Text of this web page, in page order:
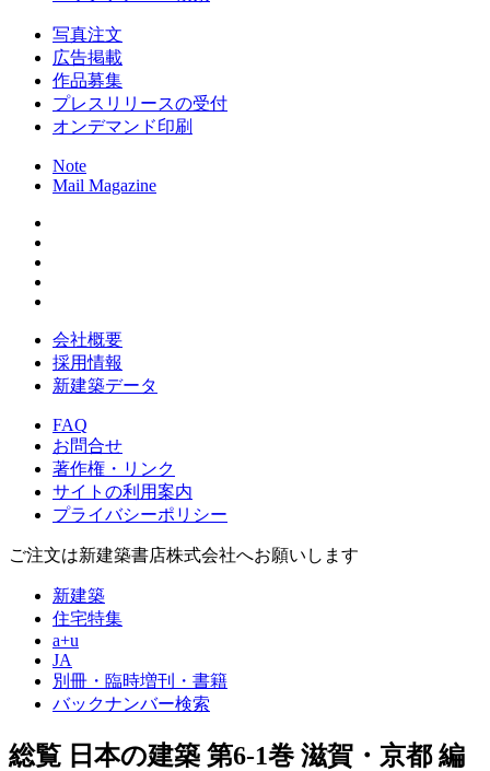
写真注文
広告掲載
作品募集
プレスリリースの受付
オンデマンド印刷
Note
Mail Magazine
会社概要
採用情報
新建築データ
FAQ
お問合せ
著作権・リンク
サイトの利用案内
プライバシーポリシー
ご注文は新建築書店株式会社へお願いします
新建築
住宅特集
a+u
JA
別冊・臨時増刊・書籍
バックナンバー検索
総覧 日本の建築 第6-1巻 滋賀・京都編